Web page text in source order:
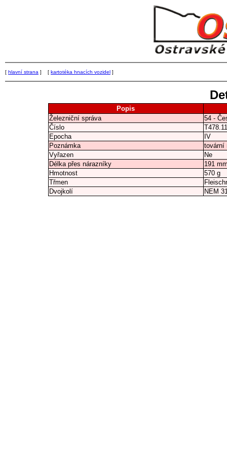
[ hlavní strana ] [ kartotéka hnacích vozidel ]
Popis
Železniční správa
54 -
Číslo
Epocha
IV
Poznámka
tovární
Vyřazen
Ne
Délka přes nárazníky
191
Hmotnost
570 g
Třmen
Dvojkolí
NEM